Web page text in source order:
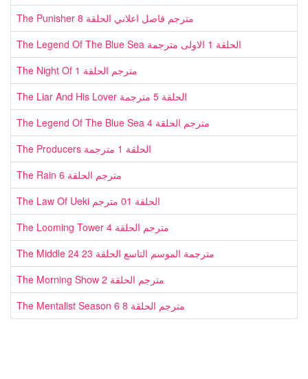
The Punisher مترجم فاصل اعلاني الحلقة 8
The Legend Of The Blue Sea الحلقة 1 الاولى مترجمة
The Night Of مترجم الحلقة 1
The Liar And His Lover الحلقة 5 مترجمة
The Legend Of The Blue Sea مترجم الحلقة 4
The Producers الحلقة 1 مترجمة
The Rain مترجم الحلقة 6
The Law Of Ueki الحلقة 01 مترجم
The Looming Tower مترجم الحلقة 4
The Middle مترجمة الموسم التاسع الحلقة 23 24
The Morning Show مترجم الحلقة 2
The Mentalist Season 6 مترجم الحلقة 8